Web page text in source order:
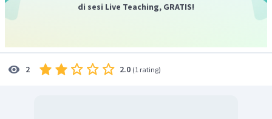
di sesi Live Teaching, GRATIS!
2 2.0 (1 rating)